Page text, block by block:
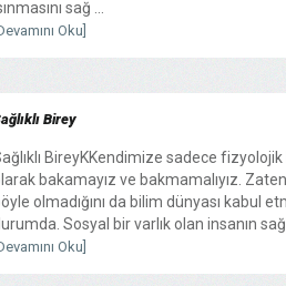
sağ ...
Oku]
Birey
BireyKKendimize sadece fizyolojik
bakamayız ve bakmamalıyız.
olmadığını da bilim dünyası kabul
Sosyal bir varlık olan insanın sağl
Oku]